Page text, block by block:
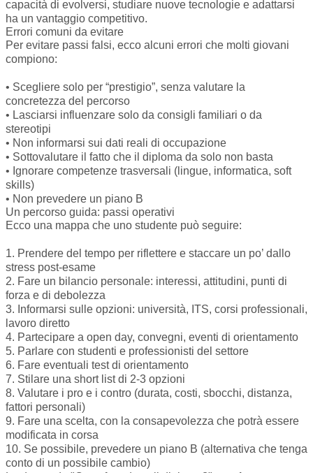
capacità di evolversi, studiare nuove tecnologie e adattarsi
ha un vantaggio competitivo.
Errori comuni da evitare
Per evitare passi falsi, ecco alcuni errori che molti giovani
compiono:
• Scegliere solo per “prestigio”, senza valutare la
concretezza del percorso
• Lasciarsi influenzare solo da consigli familiari o da
stereotipi
• Non informarsi sui dati reali di occupazione
• Sottovalutare il fatto che il diploma da solo non basta
• Ignorare competenze trasversali (lingue, informatica, soft
skills)
• Non prevedere un piano B
Un percorso guida: passi operativi
Ecco una mappa che uno studente può seguire:
1. Prendere del tempo per riflettere e staccare un po’ dallo
stress post-esame
2. Fare un bilancio personale: interessi, attitudini, punti di
forza e di debolezza
3. Informarsi sulle opzioni: università, ITS, corsi professionali,
lavoro diretto
4. Partecipare a open day, convegni, eventi di orientamento
5. Parlare con studenti e professionisti del settore
6. Fare eventuali test di orientamento
7. Stilare una short list di 2-3 opzioni
8. Valutare i pro e i contro (durata, costi, sbocchi, distanza,
fattori personali)
9. Fare una scelta, con la consapevolezza che potrà essere
modificata in corsa
10. Se possibile, prevedere un piano B (alternativa che tenga
conto di un possibile cambio)